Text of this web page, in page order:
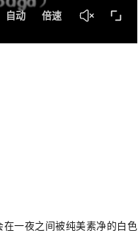
一夜之间被纯美素净的白色